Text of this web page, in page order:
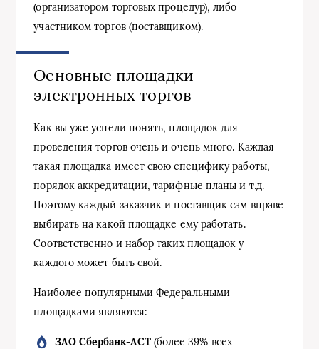
(организатором торговых процедур), либо
участником торгов (поставщиком).
Основные площадки
электронных торгов
Как вы уже успели понять, площадок для
проведения торгов очень и очень много. Каждая
такая площадка имеет свою специфику работы,
порядок аккредитации, тарифные планы и т.д.
Поэтому каждый заказчик и поставщик сам вправе
выбирать на какой площадке ему работать.
Соответственно и набор таких площадок у
каждого может быть свой.
Наиболее популярными Федеральными
площадками являются:
ЗАО Сбербанк-АСТ(более 39% всех